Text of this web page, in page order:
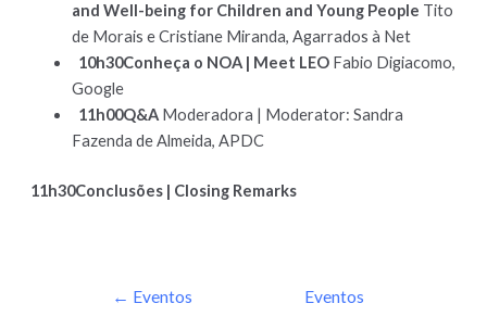
and Well-being for Children and Young People Tito
de Morais e Cristiane Miranda, Agarrados à Net
10h30Conheça o NOA | Meet LEO Fabio Digiacomo,
Google
11h00Q&A Moderadora | Moderator: Sandra
Fazenda de Almeida, APDC
11h30Conclusões | Closing Remarks
← Eventos
Eventos